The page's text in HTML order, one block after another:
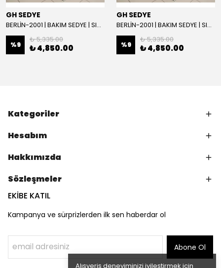
Alışveriş deneyiminizi iyileştirmek için
GH SEDYE
BERLİN-2001 | BAKIM SEDYE | SIRT AYARLI | BEYAZ
%9
₺ 5,335.00
₺ 4,850.00
GH SEDYE
BERLİN-2001 | BAKIM SEDYE | SIRT AYARLI
%9
₺ 5,335.00
₺ 4,850.00
Kategoriler
Hesabım
Hakkımızda
Sözleşmeler
EKİBE KATIL
Kampanya ve sürprizlerden ilk sen haberdar ol
Abone Ol